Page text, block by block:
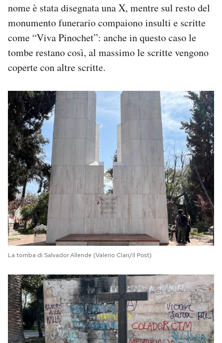
nome è stata disegnata una X, mentre sul resto del
monumento funerario compaiono insulti e scritte
come “Viva Pinochet”: anche in questo caso le
tombe restano così, al massimo le scritte vengono
coperte con altre scritte.
La tomba di Salvador Allende (Valerio Clari/Il Post)